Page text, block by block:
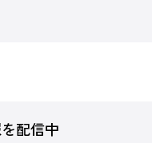
配信中